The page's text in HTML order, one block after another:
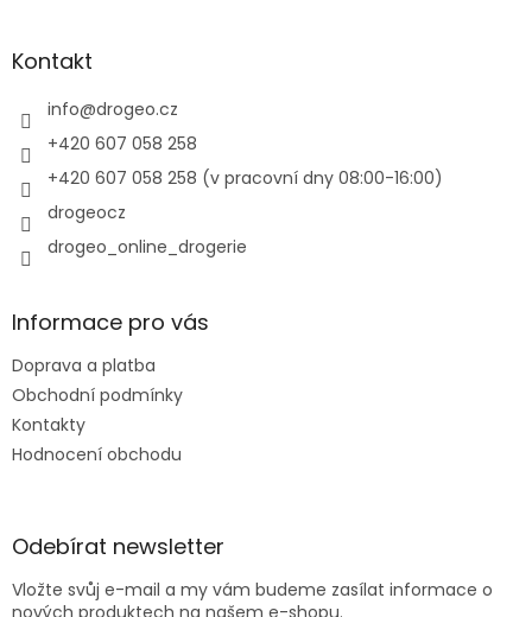
aKontakt
info@drogeo.cz
+420 607 058 258
+420 607 058 258 (v pracovní dny 08:00-16:00)
drogeocz
drogeo_online_drogerie
Informace pro vás
Doprava a platba
Obchodní podmínky
Kontakty
Hodnocení obchodu
Odebírat newsletter
Vložte svůj e-mail a my vám budeme zasílat informace o
nových produktech na našem e-shopu.